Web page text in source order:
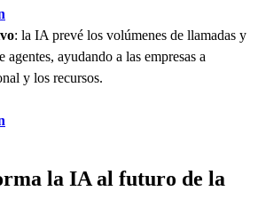
: la IA prevé los volúmenes de llamadas y
agentes, ayudando a las empresas a
y los recursos.
la IA al futuro de la